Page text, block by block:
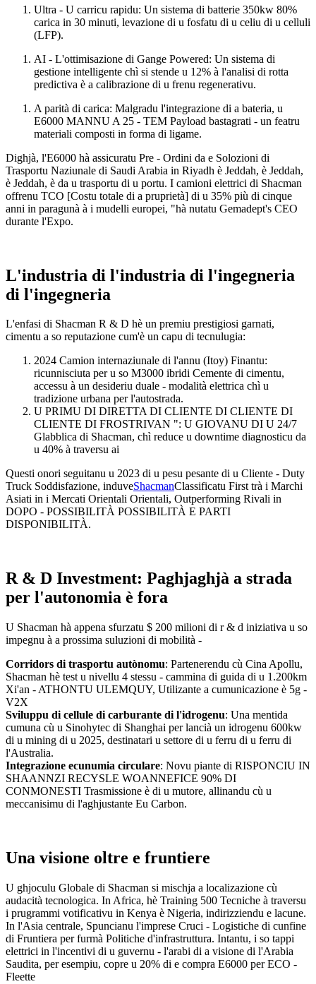
Ultra - U carricu rapidu: Un sistema di batterie 350kw 80%
carica in 30 minuti, levazione di u fosfatu di u celiu di u celluli
(LFP).
AI - L'ottimisazione di Gange Powered: Un sistema di
gestione intelligente chì si stende u 12% à l'analisi di rotta
predictiva è a calibrazione di u frenu regenerativu.
A parità di carica: Malgradu l'integrazione di a bateria, u
E6000 MANNU A 25 - TEM Payload bastagrati - un featru
materiali composti in forma di ligame.
Dighjà, l'E6000 hà assicuratu Pre - Ordini da e Solozioni di
Trasportu Naziunale di Saudi Arabia in Riyadh è Jeddah, è Jeddah,
è Jeddah, è da u trasportu di u portu. I camioni elettrici di Shacman
offrenu TCO [Costu totale di a pruprietà] di u 35% più di cinque
anni in paragunà à i mudelli europei, "hà nutatu Gemadept's CEO
durante l'Expo.
L'industria di l'industria di l'ingegneria
di l'ingegneria
L'enfasi di Shacman R & D hè un premiu prestigiosi garnati,
cimentu a so reputazione cum'è un capu di tecnulugia:
2024 Camion internaziunale di l'annu (Itoy) Finantu:
ricunnisciuta per u so M3000 ibridi Cemente di cimentu,
accessu à un desideriu duale - modalità elettrica chì u
tradizione urbana per l'autostrada.
U PRIMU DI DIRETTA DI CLIENTE DI CLIENTE DI
CLIENTE DI FROSTRIVAN ": U GIOVANU DI U 24/7
Glabblica di Shacman, chì reduce u downtime diagnosticu da
u 40% à traversu ai
Questi onori seguitanu u 2023 di u pesu pesante di u Cliente - Duty
Truck Soddisfazione, induveShacmanClassificatu First trà i Marchi
Asiati in i Mercati Orientali Orientali, Outperforming Rivali in
DOPO - POSSIBILITÀ POSSIBILITÀ E PARTI
DISPONIBILITÀ.
R & D Investment: Paghjaghjà a strada
per l'autonomia è fora
U Shacman hà appena sfurzatu $ 200 milioni di r & d iniziativa u so
impegnu à a prossima suluzioni di mobilità -
Corridors di trasportu autònomu: Partenerendu cù Cina Apollu,
Shacman hè test u nivellu 4 stessu - cammina di guida di u 1.200km
Xi'an - ATHONTU ULEMQUY, Utilizante a cumunicazione è 5g -
V2X
Sviluppu di cellule di carburante di l'idrogenu: Una mentida
cumuna cù u Sinohytec di Shanghai per lancià un idrogenu 600kw
di u mining di u 2025, destinatari u settore di u ferru di u ferru di
l'Australia.
Integrazione ecunumia circulare: Novu piante di RISPONCIU IN
SHAANNZI RECYSLE WOANNEFICE 90% DI
CONMONESTI Trasmissione è di u mutore, allinandu cù u
meccanisimu di l'aghjustante Eu Carbon.
Una visione oltre e fruntiere
U ghjoculu Globale di Shacman si mischja a localizazione cù
audacità tecnologica. In Africa, hè Training 500 Tecniche à traversu
i prugrammi votificativu in Kenya è Nigeria, indirizziendu e lacune.
In l'Asia centrale, Spuncianu l'imprese Cruci - Logistiche di cunfine
di Fruntiera per furmà Politiche d'infrastruttura. Intantu, i so tappi
elettrici in l'incentivi di u guvernu - l'arabi di a visione di l'Arabia
Saudita, per esempiu, copre u 20% di e compra E6000 per ECO -
Fleette